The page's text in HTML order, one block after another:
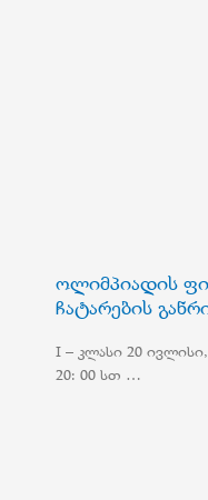
ოლიმპიადის
ჩატარების
I – კლასი 20
20: 00 სთ …